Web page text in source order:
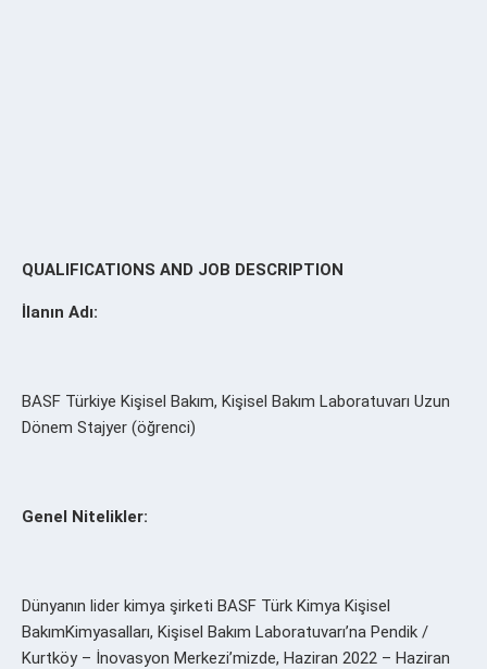
QUALIFICATIONS AND JOB DESCRIPTION
İlanın Adı:
BASF Türkiye Kişisel Bakım, Kişisel Bakım Laboratuvarı Uzun
Dönem Stajyer (öğrenci)
Genel Nitelikler:
Dünyanın lider kimya şirketi BASF Türk Kimya Kişisel
BakımKimyasalları, Kişisel Bakım Laboratuvarı’na Pendik /
Kurtköy – İnovasyon Merkezi’mizde, Haziran 2022 – Haziran